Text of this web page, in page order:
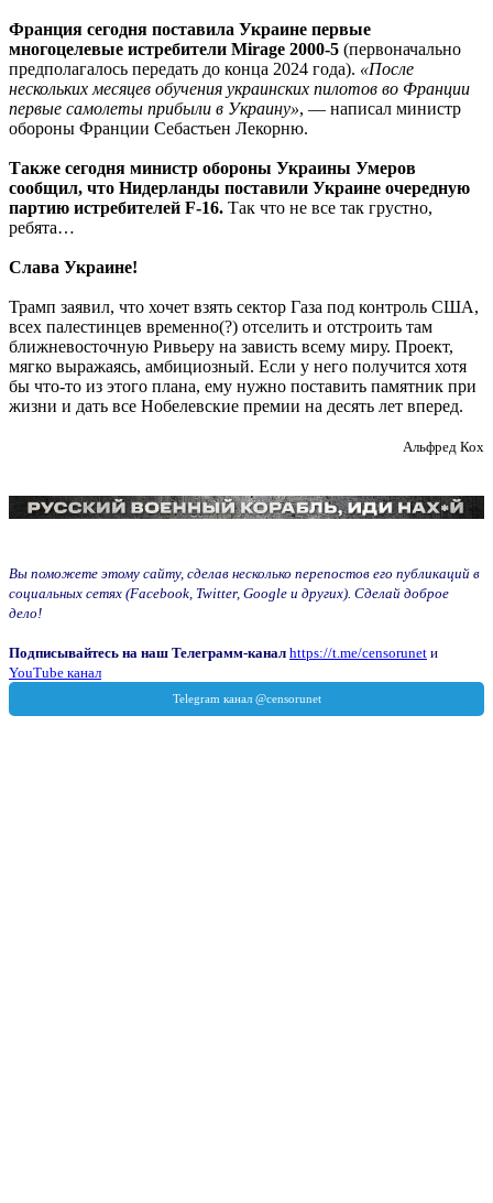
Франция сегодня поставила Украине первые
многоцелевые истребители Mirage 2000-5 (первоначально
предполагалось передать до конца 2024 года). «После
нескольких месяцев обучения украинских пилотов во Франции
первые самолеты прибыли в Украину», — написал министр
обороны Франции Себастьен Лекорню.
Также сегодня министр обороны Украины Умеров
сообщил, что Нидерланды поставили Украине очередную
партию истребителей F-16. Так что не все так грустно,
ребята…
Слава Украине!
Трамп заявил, что хочет взять сектор Газа под контроль США,
всех палестинцев временно(?) отселить и отстроить там
ближневосточную Ривьеру на зависть всему миру. Проект,
мягко выражаясь, амбициозный. Если у него получится хотя
бы что-то из этого плана, ему нужно поставить памятник при
жизни и дать все Нобелевские премии на десять лет вперед.
Альфред Кох
Вы поможете этому сайту, сделав несколько перепостов его публикаций в
социальных сетях (Facebook, Twitter, Google и других). Сделай доброе
дело!
Подписывайтесь на наш Телеграмм-канал https://t.me/censorunet и
YouTube канал